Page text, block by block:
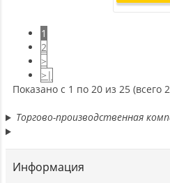
1
2
>
>|
Показано с 1 по 20 из 25 (всего
Торгово-производственная
Информация